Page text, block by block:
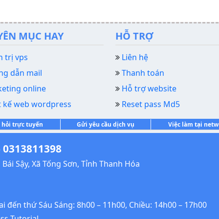
MỤC HAY
trị vps
dẫn mail
online
kế web wordpress
HỖ TRỢ
Liên hệ
Thanh toán
Hỗ trợ website
Reset pass Md5
hỏi trực tuyến Gửi yêu cầu dịch vụ Việc làm tại
0313811398
Sậy, Xã Tống Sơn, Tỉnh Thanh Hóa
thứ Sáu Sáng: 8h00 – 11h00, Chiều: 14h00 – 17h00